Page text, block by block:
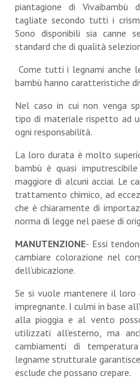
piantagione di
tagliate secondo tutti i
Sono disponibili sia canne
standard che di qualità
Come tutti i legnami anche
bambù hanno caratteristiche
Nel caso in cui non venga
tipo di materiale rispetto ad
ogni responsabilità.
La loro durata è molto
bambù è quasi
maggiore di alcuni acciai. Le
trattamento chimico, ad
che è chiaramente di
norma di legge nel paese di
MANUTENZIONE- Essi
cambiare colorazione nel
dell’ubicazione.
Se si vuole mantenere il loro
impregnante. I culmi in base
alla pioggia e al vento
utilizzati all’esterno, ma
cambiamenti di
legname strutturale
esclude che possano crepare.